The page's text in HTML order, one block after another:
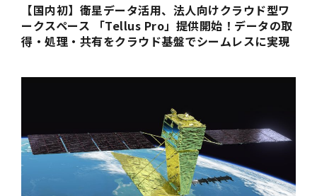
【国内初】衛星データ活用、法人向けクラウド型ワ
ークスペース 「Tellus Pro」提供開始！データの取
得・処理・共有をクラウド基盤でシームレスに実現